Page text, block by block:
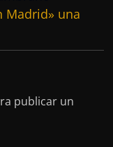
Madrid» una
publicar un